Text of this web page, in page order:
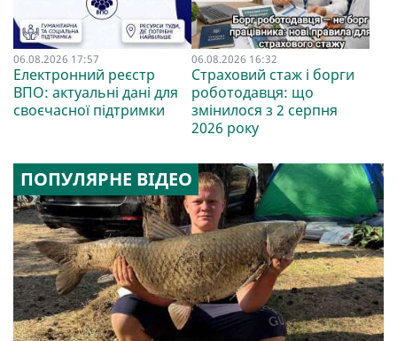
06.08.2026 17:57
Електронний реєстр
ВПО: актуальні дані для
своєчасної підтримки
06.08.2026 16:32
Страховий стаж і борги
роботодавця: що
змінилося з 2 серпня
2026 року
ПОПУЛЯРНЕ ВІДЕО